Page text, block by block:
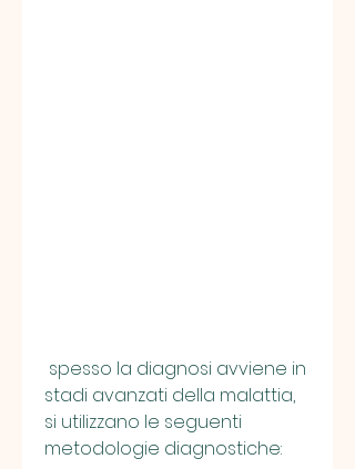
stadi avanzati della malattia,
si utilizzano le seguenti
metodologie diagnostiche: